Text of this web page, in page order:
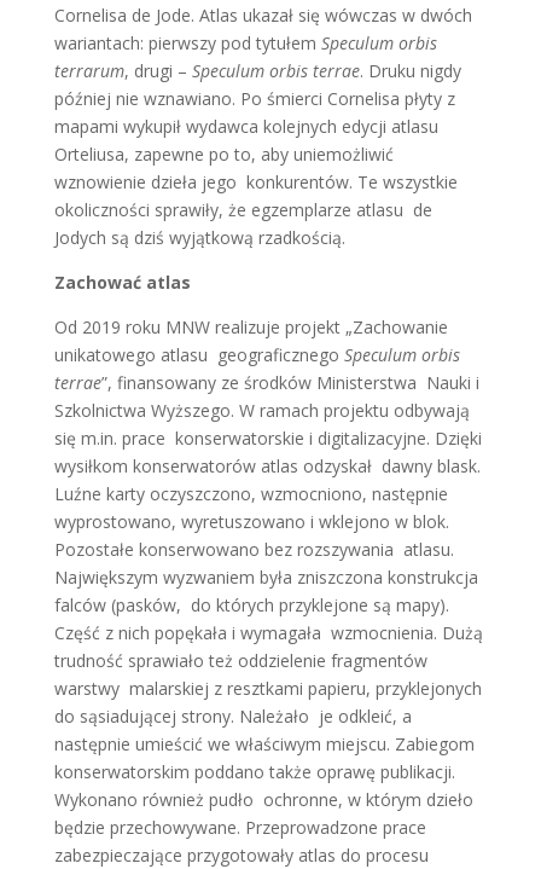
Cornelisa de Jode. Atlas ukazał się wówczas w dwóch
wariantach: pierwszy pod tytułem Speculum orbis
terrarum, drugi – Speculum orbis terrae. Druku nigdy
później nie wznawiano. Po śmierci Cornelisa płyty z
mapami wykupił wydawca kolejnych edycji atlasu
Orteliusa, zapewne po to, aby uniemożliwić
wznowienie dzieła jego konkurentów. Te wszystkie
okoliczności sprawiły, że egzemplarze atlasu de
Jodych są dziś wyjątkową rzadkością.
Zachować atlas
Od 2019 roku MNW realizuje projekt „Zachowanie
unikatowego atlasu geograficznego Speculum orbis
terrae”, finansowany ze środków Ministerstwa Nauki i
Szkolnictwa Wyższego. W ramach projektu odbywają
się m.in. prace konserwatorskie i digitalizacyjne. Dzięki
wysiłkom konserwatorów atlas odzyskał dawny blask.
Luźne karty oczyszczono, wzmocniono, następnie
wyprostowano, wyretuszowano i wklejono w blok.
Pozostałe konserwowano bez rozszywania atlasu.
Największym wyzwaniem była zniszczona konstrukcja
falców (pasków, do których przyklejone są mapy).
Część z nich popękała i wymagała wzmocnienia. Dużą
trudność sprawiało też oddzielenie fragmentów
warstwy malarskiej z resztkami papieru, przyklejonych
do sąsiadującej strony. Należało je odkleić, a
następnie umieścić we właściwym miejscu. Zabiegom
konserwatorskim poddano także oprawę publikacji.
Wykonano również pudło ochronne, w którym dzieło
będzie przechowywane. Przeprowadzone prace
zabezpieczające przygotowały atlas do procesu